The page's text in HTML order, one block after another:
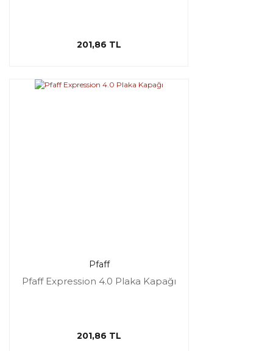
201,86 TL
Pfaff
Pfaff Expression 4.0 Plaka Kapağı
201,86 TL